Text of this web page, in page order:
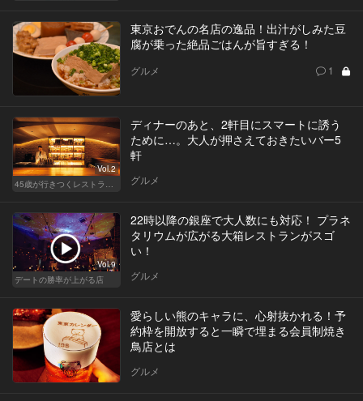
東京おでんの名店の逸品！出汁がしみた豆
腐が乗った絶品ごはんが旨すぎる！
グルメ 1
Vol.2
ディナーのあと、2軒目にスマートに誘う
ために…。大人が押さえておきたいバー5
軒
グルメ
Vol.9
デートの勝率が上がる店
22時以降の銀座で大人数にも対応！ プラネ
タリウムが広がる大箱レストランがスゴ
い！
グルメ
愛らしい熊のキャラに、心射抜かれる！予
約枠を開放すると一瞬で埋まる会員制焼き
鳥店とは
グルメ